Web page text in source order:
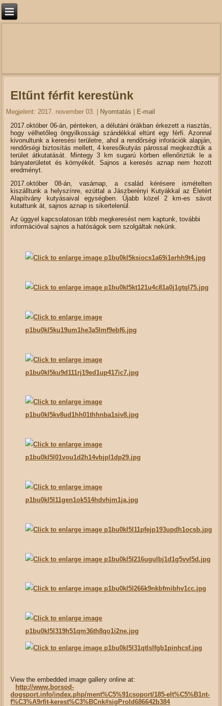
Eltűnt férfit kerestünk
Megjelent: 2017. november 03. Nyomtatás
E-mail
2017.október 06-án, pénteken, a délutáni órákban érkezett a riasztás,
hogy vélhetőleg öngyilkossági szándékkal eltünt egy férfi. Azonnal
kivonultunk a keresési területre, ahol a rendőrségi inforációk alapján,
rendőrségi biztosítás mellett, 4 keresőkutyás párossal megkezdtük a
terület átkutatását. Mintegy 3 km sugarú körben ellenőriztük le a
bányaterületet és környékét. Sajnos a keresés aznap nem hozott
eredményt.
2017.október 08-án, vasárnap, a család kérésere ismételten
kiszálltunk a helyszínre, ezúttal a Jászberényi Kutyákkal az Életért
Alapítvány kutyásaival egységben. Újabb közel 2 km-es sávot
kutattunk át, sajnos aznap is sikertelenül.
Az üggyel kapcsolatosan több megkeresést nem kaptunk, további
információval sajnos a hatóságok sem szolgáltak nekünk.
View the embedded image gallery online at:
http://www.borsod-
dogsport.info/index.php/ment%C5%91csoport/185-elt%C5%B1nt-
f%C3%A9rfit-kerest%C3%BCnk#sigProId686642b384